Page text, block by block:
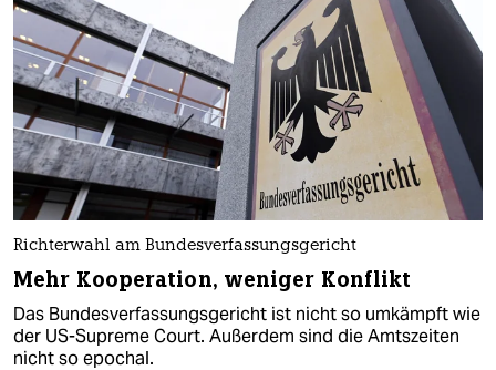
Richterwahl am Bundesverfassungsgericht
Mehr Kooperation, weniger Konflikt
Das Bundesverfassungsgericht ist nicht so umkämpft wie
der US-Supreme Court. Außerdem sind die Amtszeiten
nicht so epochal.